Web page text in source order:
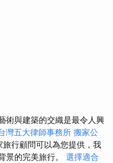
術與建築的交織是最令人興
灣五大律師事務所 搬家公
旅行顧問可以為您提供，我
景的完美旅行。 選擇適合